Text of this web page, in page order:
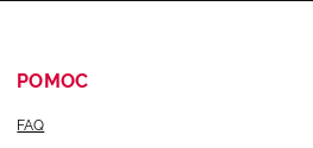
POMOC
FAQ